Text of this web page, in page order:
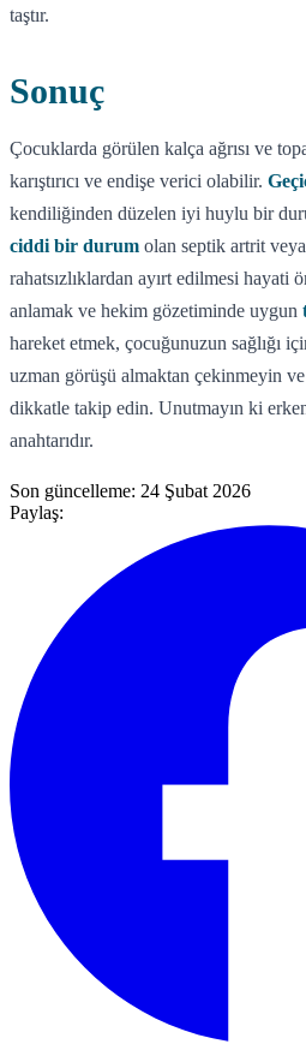
taştır.
Sonuç
Çocuklarda görülen kalça ağrısı ve
karıştırıcı ve endişe verici olabilir.
kendiliğinden düzelen iyi huylu bir
ciddi bir durum olan septik artrit
rahatsızlıklardan ayırt edilmesi hayati
anlamak ve hekim gözetiminde uygun
hareket etmek, çocuğunuzun sağlığı
uzman görüşü almaktan çekinmeyin
dikkatle takip edin. Unutmayın ki
anahtarıdır.
Son güncelleme: 24 Şubat 2026
Paylaş: